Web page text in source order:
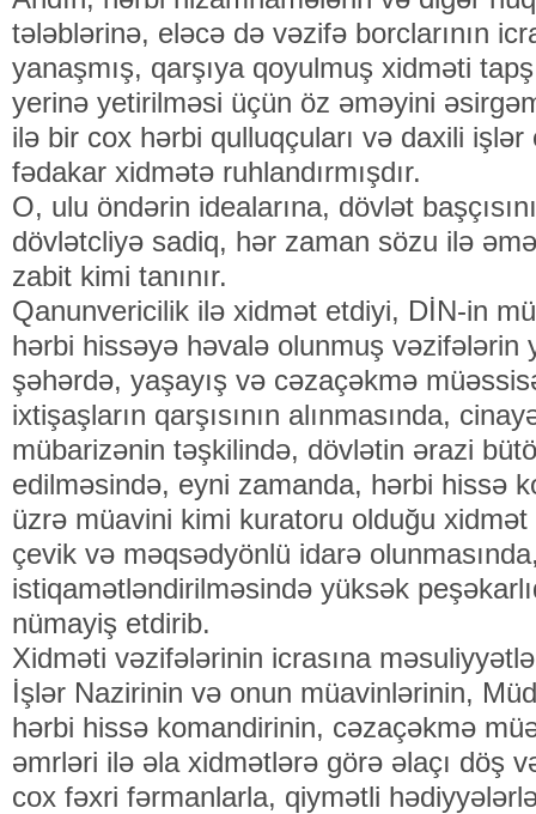
tələblərinə, eləcə də vəzifə borclarının
yanaşmış, qarşıya qoyulmuş xidməti
yerinə yetirilməsi üçün öz əməyini
ilə bir cox hərbi qulluqçuları və daxili işlər
fədakar xidmətə ruhlandırmışdır.
O, ulu öndərin idealarına, dövlət
dövlətcliyə sadiq, hər zaman sözu ilə
zabit kimi tanınır.
Qanunvericilik ilə xidmət etdiyi, DİN-in
hərbi hissəyə həvalə olunmuş vəzifələrin
şəhərdə, yaşayış və cəzaçəkmə
ixtişaşların qarşısının alınmasında,
mübarizənin təşkilində, dövlətin ərazi
edilməsində, eyni zamanda, hərbi hissə
üzrə müavini kimi kuratoru olduğu
çevik və məqsədyönlü idarə
istiqamətləndirilməsində yüksək
nümayiş etdirib.
Xidməti vəzifələrinin icrasına
İşlər Nazirinin və onun müavinlərinin,
hərbi hissə komandirinin, cəzaçəkmə
əmrləri ilə əla xidmətlərə görə əlaçı döş
cox fəxri fərmanlarla, qiymətli